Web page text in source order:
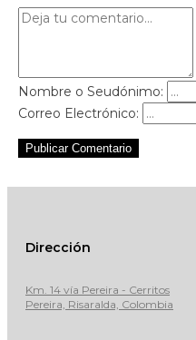
Nombre o Seudónimo:
Correo Electrónico:
Publicar Comentario
Dirección
Km. 14 vía Pereira - Cerritos
Pereira, Risaralda, Colombia